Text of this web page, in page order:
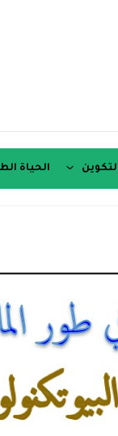
الحياة